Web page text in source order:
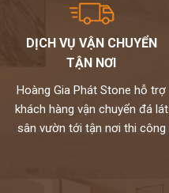
DỊCH VỤ VẬN CHUYỂN
TẬN NƠI
Hoàng Gia Phát Stone hỗ trợ
khách hàng vận chuyển đá lát
sân vườn tới tận nơi thi công